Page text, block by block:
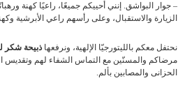
– جوار البواشق. إنني أحييكم جميعًا، راعيًا كهنة
الزيارة والاستقبال، وعلى رأسهم راعي الأبرشية
نحتفل معكم بالليتورجيّا الإلهية، ونرفعهاذبيحة شكر
مرضاكم والمسنّين مع التماس الشفاء لهم وتقديس
الحزانى والمصابين بألم.